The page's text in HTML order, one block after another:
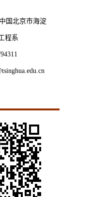
中国北京市海淀
程系